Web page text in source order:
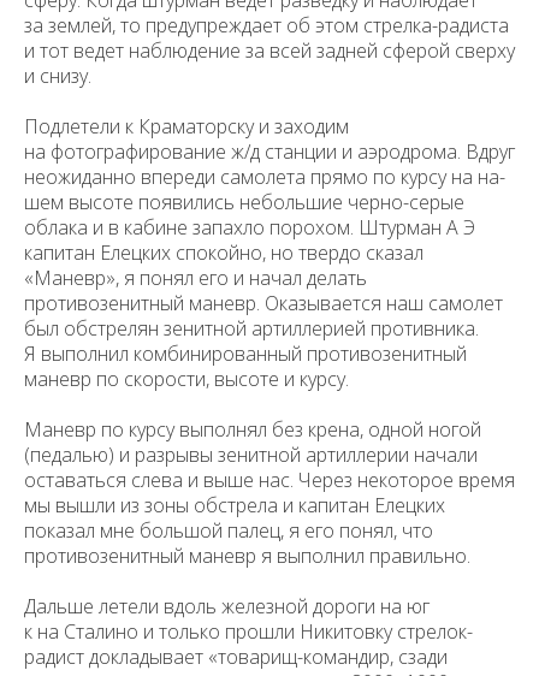
за зем­лей, то предупреждает об этом стрелка-радиста
и тот ведет наблюдение за всей задней сферой сверху
и снизу.
Подлетели к Краматорску и заходим
на фотографирование ж/д станции и аэродрома. Вдруг
неожиданно впереди самолета прямо по курсу на на­
шем высоте появились небольшие черно-серые
облака и в кабине запахло порохом. Штурман А Э
капитан Елецких спокойно, но твердо сказал
«Маневр», я понял его и начал делать
противозенитный маневр. Оказывается наш самолет
был обстрелян зенитной артиллерией противника.
Я выполнил комбинированный противозенитный
маневр по скорости, высоте и курсу.
Маневр по курсу выполнял без крена, одной ногой
(педалью) и разрывы зенитной артиллерии начали
оставаться слева и выше нас. Через неко­торое время
мы вышли из зоны обстрела и капитан Елецких
показал мне большой палец, я его понял, что
противозенитный маневр я выполнил пра­вильно.
Дальше летели вдоль железной дороги на юг
к на Сталино и только прошли Никитовку стрелок-
радист докладывает «товарищ-командир, сзади